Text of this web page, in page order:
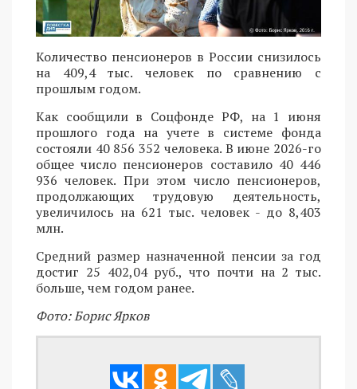
Количество пенсионеров в России снизилось
на 409,4 тыс. человек по сравнению с
прошлым годом.
Как сообщили в Соцфонде РФ, на 1 июня
прошлого года на учете в системе фонда
состояли 40 856 352 человека. В июне 2026-го
общее число пенсионеров составило 40 446
936 человек. При этом число пенсионеров,
продолжающих трудовую деятельность,
увеличилось на 621 тыс. человек - до 8,403
млн.
Средний размер назначенной пенсии за год
достиг 25 402,04 руб., что почти на 2 тыс.
больше, чем годом ранее.
Фото: Борис Ярков